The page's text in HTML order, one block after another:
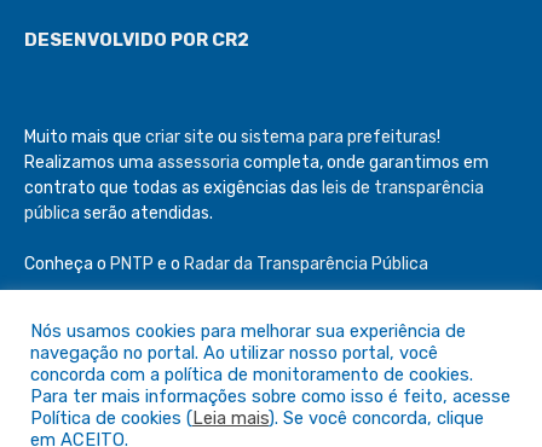
DESENVOLVIDO POR CR2
Muito mais que criar site ou sistema para prefeituras!
Realizamos uma assessoria completa, onde garantimos em
contrato que todas as exigências das leis de transparência
pública serão atendidas.
Conheça o PNTP e o Radar da Transparência Pública
Todos os direitos reservados a Câmara de São Félix do Araguaia
Nós usamos cookies para melhorar sua experiência de
navegação no portal. Ao utilizar nosso portal, você
concorda com a política de monitoramento de cookies.
Para ter mais informações sobre como isso é feito, acesse
Política de cookies (Leia mais). Se você concorda, clique
em ACEITO.